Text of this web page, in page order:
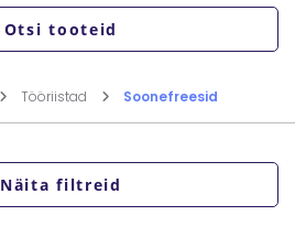
Otsi tooteid
Tööriistad Soonefreesid
Näita filtreid